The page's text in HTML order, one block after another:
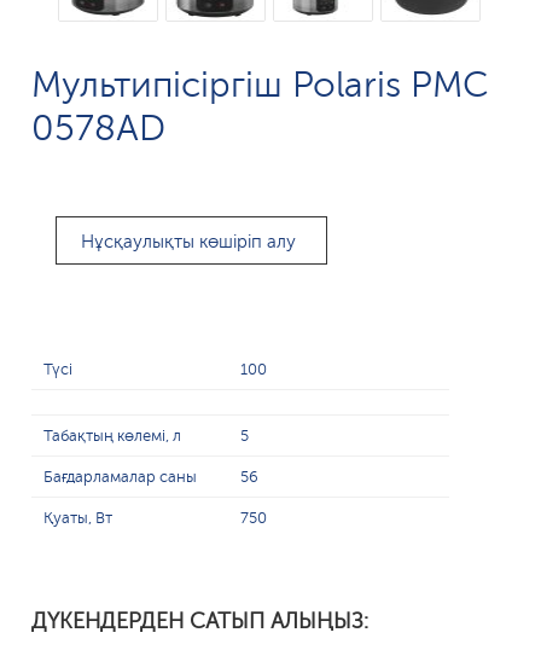
Мультипісіргіш Polaris PMC
0578AD
Нұсқаулықты көшіріп алу
Түсі 100
Табақтың көлемі, л 5
Бағдарламалар саны 56
Қуаты, Вт 750
ДҮКЕНДЕРДЕН САТЫП АЛЫҢЫЗ: